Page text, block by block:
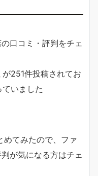
口コミ・評判をチェ
251件投稿されてお
いました
めてみたので、ファ
が気になる方はチェ